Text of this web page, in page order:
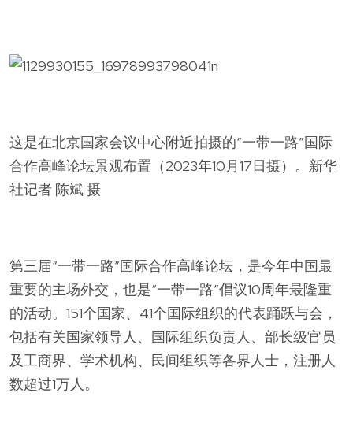
这是在北京国家会议中心附近拍摄的“一带一路”国际
合作高峰论坛景观布置（2023年10月17日摄）。新华
社记者 陈斌 摄
第三届“一带一路”国际合作高峰论坛，是今年中国最
重要的主场外交，也是“一带一路”倡议10周年最隆重
的活动。151个国家、41个国际组织的代表踊跃与会，
包括有关国家领导人、国际组织负责人、部长级官员
及工商界、学术机构、民间组织等各界人士，注册人
数超过1万人。